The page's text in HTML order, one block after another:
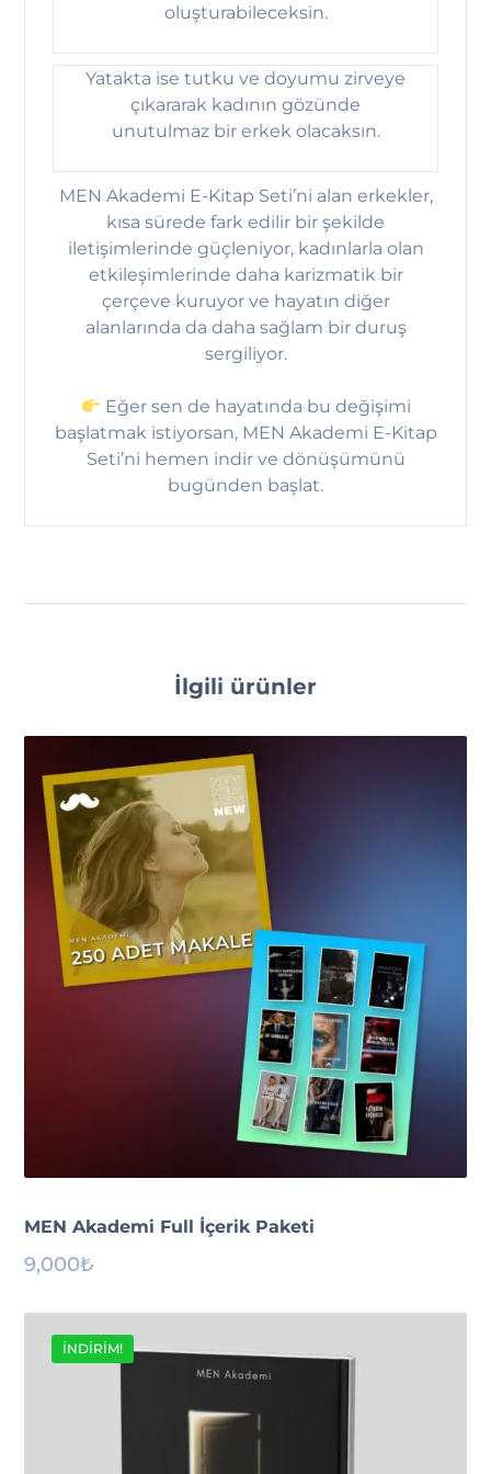
oluşturabileceksin.
Yatakta ise tutku ve doyumu zirveye
çıkararak kadının gözünde
unutulmaz bir erkek olacaksın.
MEN Akademi E-Kitap Seti’ni alan erkekler,
kısa sürede fark edilir bir şekilde
iletişimlerinde güçleniyor, kadınlarla olan
etkileşimlerinde daha karizmatik bir
çerçeve kuruyor ve hayatın diğer
alanlarında da daha sağlam bir duruş
sergiliyor.
Eğer sen de hayatında bu değişimi
başlatmak istiyorsan, MEN Akademi E-Kitap
Seti’ni hemen indir ve dönüşümünü
bugünden başlat.
İlgili ürünler
MEN Akademi Full İçerik Paketi
9,000₺
İNDIRIM!